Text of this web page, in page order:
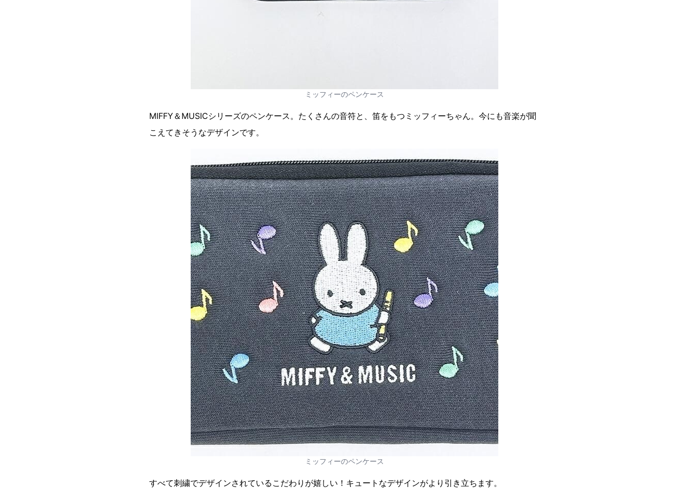
ミッフィーのペンケース
MIFFY＆MUSICシリーズのペンケース。たくさんの音符と、笛をもつミッフィーちゃん。今にも音楽が聞
こえてきそうなデザインです。
ミッフィーのペンケース
すべて刺繍でデザインされているこだわりが嬉しい！キュートなデザインがより引き立ちます。